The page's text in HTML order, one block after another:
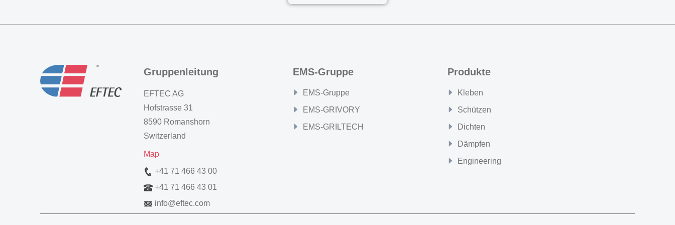
Gruppenleitung
EFTEC AG
Hofstrasse 31
8590 Romanshorn
Switzerland
Map
+41 71 466 43 00
+41 71 466 43 01
info@eftec.com
EMS-Gruppe
EMS-Gruppe
EMS-GRIVORY
EMS-GRILTECH
Produkte
Kleben
Schützen
Dichten
Dämpfen
Engineering